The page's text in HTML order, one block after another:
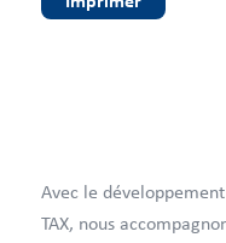
Avec le
TAX, nous